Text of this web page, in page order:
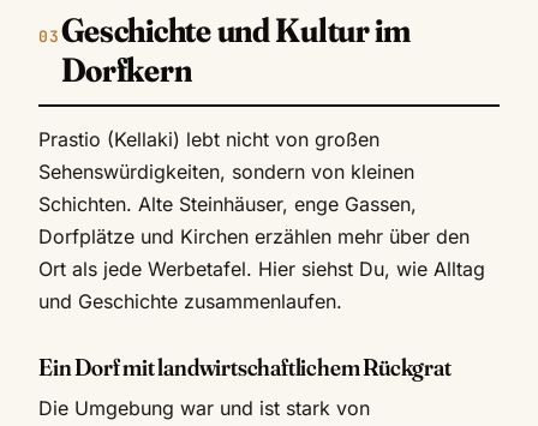
Geschichte und Kultur im
Dorfkern
Prastio (Kellaki) lebt nicht von großen
Sehenswürdigkeiten, sondern von kleinen
Schichten. Alte Steinhäuser, enge Gassen,
Dorfplätze und Kirchen erzählen mehr über den
Ort als jede Werbetafel. Hier siehst Du, wie Alltag
und Geschichte zusammenlaufen.
Ein Dorf mit landwirtschaftlichem Rückgrat
Die Umgebung war und ist stark von